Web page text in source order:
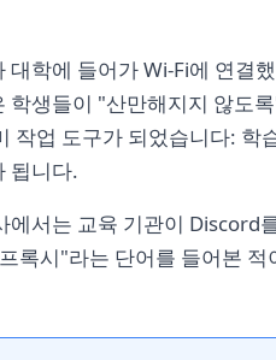
대학에 들어가 Wi-Fi에 연결
학생들이 "산만해지지 않도
작업 도구가 되었습니다: 학
됩니다.
에서는 교육 기관이 Discord
록시"라는 단어를 들어본